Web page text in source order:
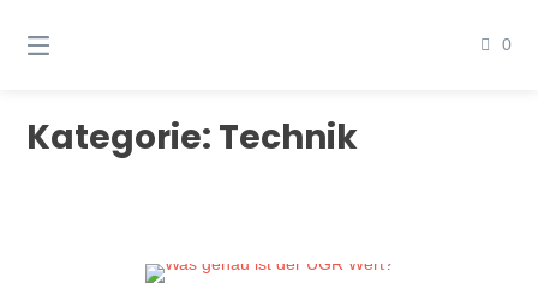
zum
0
Kategorie: Technik